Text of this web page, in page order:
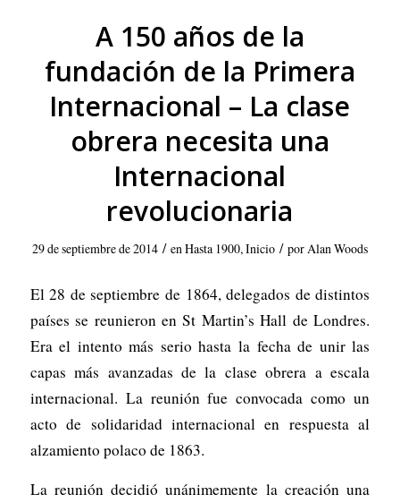
A 150 años de la
fundación de la Primera
Internacional – La clase
obrera necesita una
Internacional
revolucionaria
29 de septiembre de 2014 / enHasta 1900,Inicio / por Alan Woods
El 28 de septiembre de 1864, delegados de distintos
países se reunieron en St Martin’s Hall de Londres.
Era el intento más serio hasta la fecha de unir las
capas más avanzadas de la clase obrera a escala
internacional. La reunión fue convocada como un
acto de solidaridad internacional en respuesta al
alzamiento polaco de 1863.
La reunión decidió unánimemente la creación una